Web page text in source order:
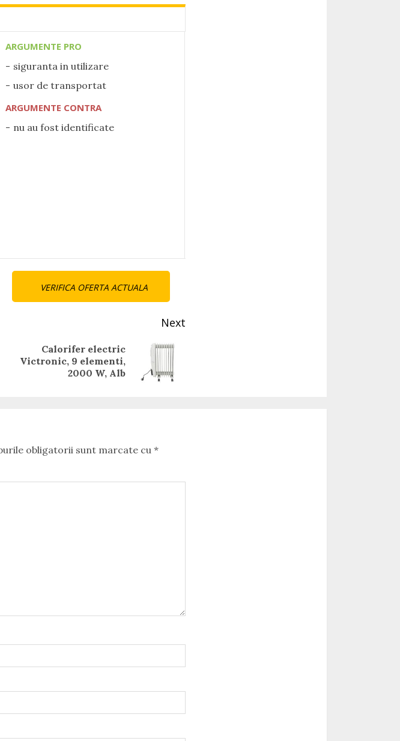
ARGUMENTE PRO
siguranta in utilizare
usor de transportat
ARGUMENTE CONTRA
nu au fost identificate
VERIFICA OFERTA ACTUALA
Next
Next
Calorifer electric
Victronic, 9 elementi,
2000 W, Alb
obligatorii sunt marcate cu *